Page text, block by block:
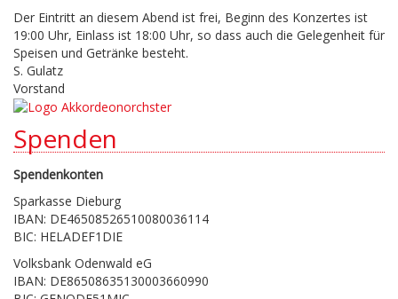
Der Eintritt an diesem Abend ist frei, Beginn des Konzertes ist
19:00 Uhr, Einlass ist 18:00 Uhr, so dass auch die Gelegenheit für
Speisen und Getränke besteht.
S. Gulatz
Vorstand
Spenden
Spendenkonten
Sparkasse Dieburg
IBAN: DE46508526510080036114
BIC: HELADEF1DIE
Volksbank Odenwald eG
IBAN: DE86508635130003660990